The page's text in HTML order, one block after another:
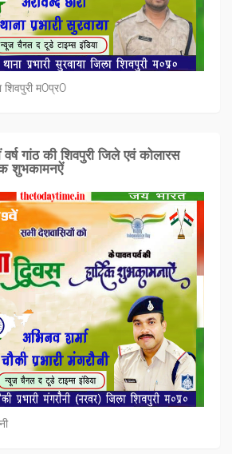
शिवपुरी म0प्र0
गांठ की शिवपुरी जिले एवं कोलारस
शुभकामनऐं